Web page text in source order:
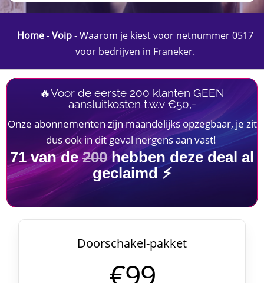
Home-Voip-Waarom je kiest voor netnummer 0517
voor bedrijven in Franeker.​
🔥Voor de eerste 200 klanten GEEN
aansluitkosten t.w.v €50,-
Onze abonnementen zijn maandelijks opzegbaar, je zit
dus ook in dit geval nergens aan vast!
71van de200hebben deze deal al
geclaimd ⚡
Doorschakel-pakket
€99